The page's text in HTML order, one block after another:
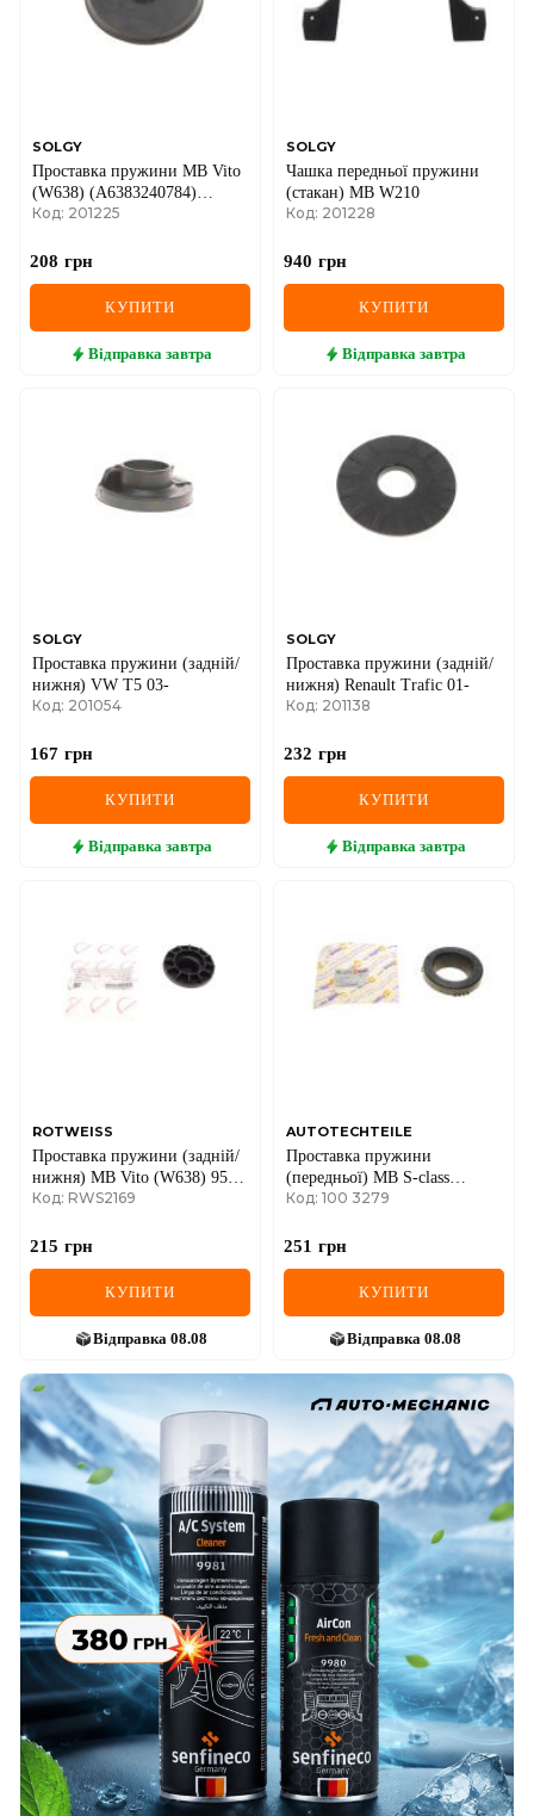
SOLGY
Проставка пружини MB Vito
(W638) (A6383240784)
(заміна на 201375)
Код: 201225
208 грн
КУПИТИ
Відправка завтра
SOLGY
Чашка передньої пружини
(стакан) MB W210
Код: 201228
940 грн
КУПИТИ
Відправка завтра
SOLGY
Проставка пружини (задній/
нижня) VW T5 03-
Код: 201054
167 грн
КУПИТИ
Відправка завтра
SOLGY
Проставка пружини (задній/
нижня) Renault Trafic 01-
Код: 201138
232 грн
КУПИТИ
Відправка завтра
ROTWEISS
Проставка пружини (задній/
нижня) MB Vito (W638) 95-
03
Код: RWS2169
215 грн
КУПИТИ
Відправка 08.08
AUTOTECHTEILE
Проставка пружини
(передньої) MB S-class
(W140) 91-98
Код: 100 3279
251 грн
КУПИТИ
Відправка 08.08